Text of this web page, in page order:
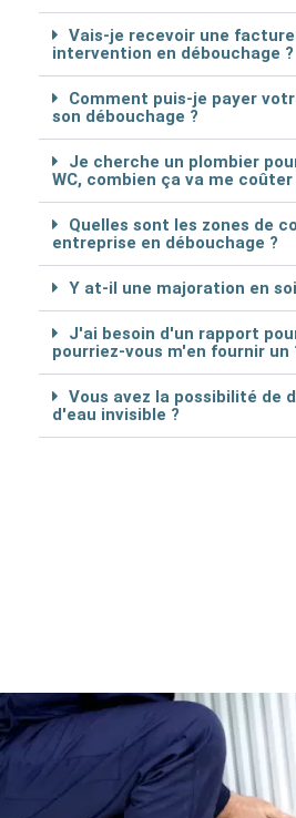
Vais-je recevoir une
intervention en débouchage ?
Comment puis-je payer
son débouchage ?
Je cherche un plombier
WC, combien ça va me coûter
Quelles sont les zones de
entreprise en débouchage ?
Y at-il une majoration en
J'ai besoin d'un rapport
pourriez-vous m'en fournir un
Vous avez la possibilité de
d'eau invisible ?